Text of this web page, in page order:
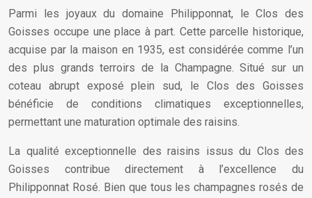
Parmi les joyaux du domaine Philipponnat, le Clos des
Goisses occupe une place à part. Cette parcelle historique,
acquise par la maison en 1935, est considérée comme l’un
des plus grands terroirs de la Champagne. Situé sur un
coteau abrupt exposé plein sud, le Clos des Goisses
bénéficie de conditions climatiques exceptionnelles,
permettant une maturation optimale des raisins.
La qualité exceptionnelle des raisins issus du Clos des
Goisses contribue directement à l’excellence du
Philipponnat Rosé. Bien que tous les champagnes rosés de